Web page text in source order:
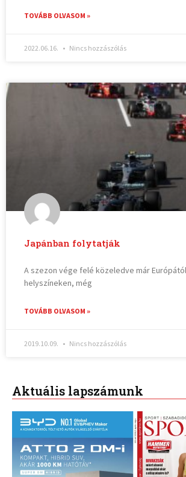
TOVÁBB OLVASOM »
2022.06.16. Nincs hozzászólás
Japánban folytatják
A szezon vége felé közeledve már
helyszíneken, még
TOVÁBB OLVASOM »
2019.10.09. Nincs hozzászólás
Aktuális lapszámunk